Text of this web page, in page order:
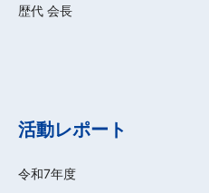
歴代 会長
活動レポート
令和7年度